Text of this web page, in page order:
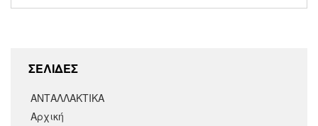
ΣΕΛΙΔΕΣ
ΑΝΤΑΛΛΑΚΤΙΚΑ
Αρχική